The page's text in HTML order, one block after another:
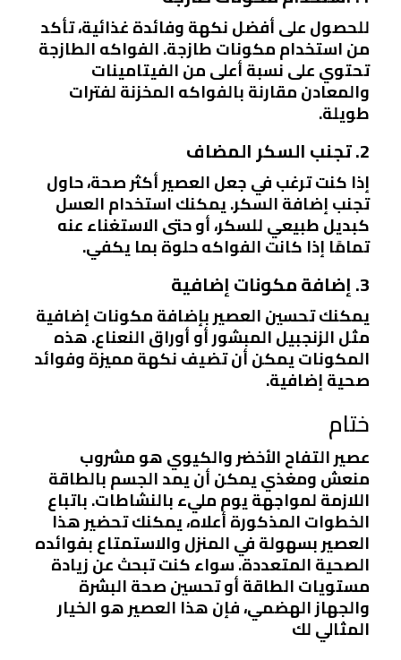
للحصول على أفضل نكهة وفائدة غذائية، تأكد
من استخدام مكونات طازجة. الفواكه الطازجة
تحتوي على نسبة أعلى من الفيتامينات
والمعادن مقارنة بالفواكه المخزنة لفترات
طويلة.
2. تجنب السكر المضاف
إذا كنت ترغب في جعل العصير أكثر صحة، حاول
تجنب إضافة السكر. يمكنك استخدام العسل
كبديل طبيعي للسكر، أو حتى الاستغناء عنه
تمامًا إذا كانت الفواكه حلوة بما يكفي.
3. إضافة مكونات إضافية
يمكنك تحسين العصير بإضافة مكونات إضافية
مثل الزنجبيل المبشور أو أوراق النعناع. هذه
المكونات يمكن أن تضيف نكهة مميزة وفوائد
صحية إضافية.
ختام
عصير التفاح الأخضر والكيوي هو مشروب
منعش ومغذي يمكن أن يمد الجسم بالطاقة
اللازمة لمواجهة يوم مليء بالنشاطات. باتباع
الخطوات المذكورة أعلاه، يمكنك تحضير هذا
العصير بسهولة في المنزل والاستمتاع بفوائده
الصحية المتعددة. سواء كنت تبحث عن زيادة
مستويات الطاقة أو تحسين صحة البشرة
والجهاز الهضمي، فإن هذا العصير هو الخيار
المثالي لك